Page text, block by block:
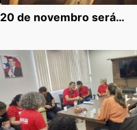
20 de novembro será…